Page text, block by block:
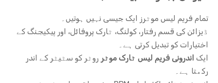
تمام فریم لیس موٹرز ایک جیسی نہیں ہوتیں۔
ڈیزائن کی قسم رفتار، کولنگ، ٹارک پروفائل، اور پیکیجنگ کے
اختیارات کو تبدیل کرتی ہے۔
ایک اندرونی فریم لیس ٹارک موٹر روٹر کو سٹیٹر کے اندر
رکھتا ہے۔